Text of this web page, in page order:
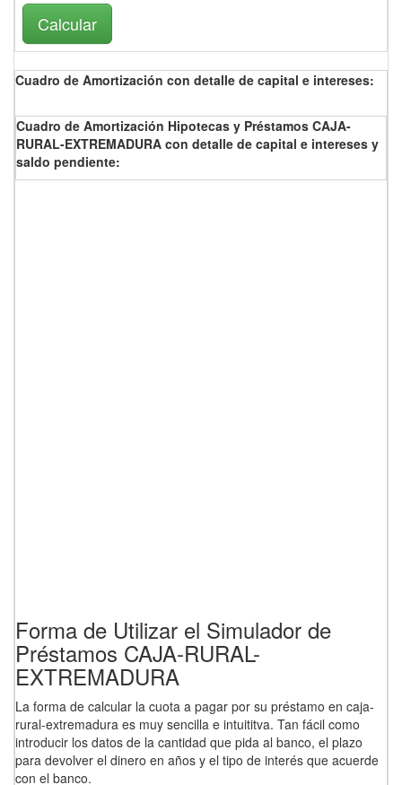
Cuadro de Amortización con detalle de capital e intereses:
Cuadro de Amortización Hipotecas y Préstamos CAJA-
RURAL-EXTREMADURA con detalle de capital e intereses y
saldo pendiente:
Forma de Utilizar el Simulador de
Préstamos CAJA-RURAL-
EXTREMADURA
La forma de calcular la cuota a pagar por su préstamo en caja-
rural-extremadura es muy sencilla e intuititva. Tan fácil como
introducir los datos de la cantidad que pida al banco, el plazo
para devolver el dinero en años y el tipo de interés que acuerde
con el banco.